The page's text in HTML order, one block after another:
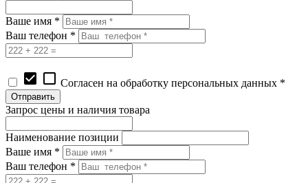
Ваше имя *
Ваш телефон *
check_box check_box_outline_blank Согласен на обработку персональных данных *
Запрос цены и наличия товара
Наименование позиции
Ваше имя *
Ваш телефон *